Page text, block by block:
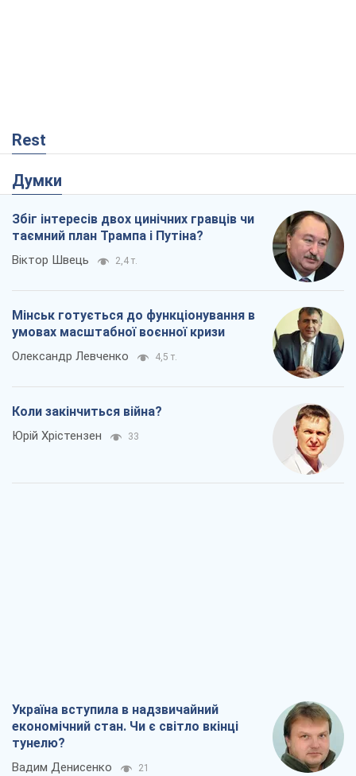
Rest
Думки
Збіг інтересів двох цинічних гравців чи
таємний план Трампа і Путіна?
Віктор Швець 2,4 т.
Мінськ готується до функціонування в
умовах масштабної воєнної кризи
Олександр Левченко 4,5 т.
Коли закінчиться війна?
Юрій Хрістензен 33
Україна вступила в надзвичайний
економічний стан. Чи є світло вкінці
тунелю?
Вадим Денисенко 21